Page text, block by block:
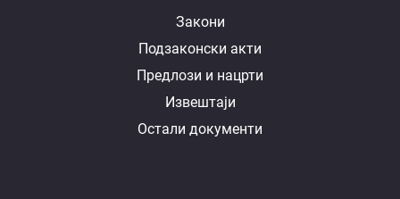
Закони
Подзаконски акти
Предлози и нацрти
Извештаји
Остали документи